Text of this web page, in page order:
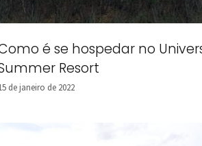
é se hospedar no
Resort
de janeiro de 2022